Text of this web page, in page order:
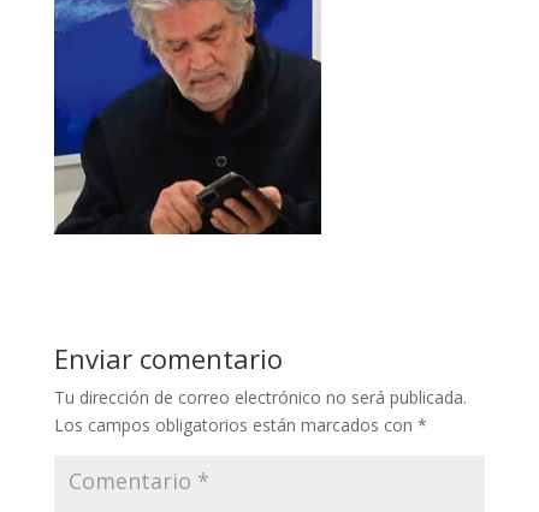
Enviar comentario
Tu dirección de correo electrónico no será publicada.
Los campos obligatorios están marcados con *